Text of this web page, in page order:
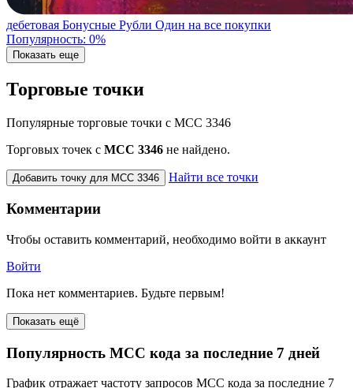
дебетовая Бонусные Рубли Один на все покупки
Популярность: 0%
Показать еще
Торговые точки
Популярные торговые точки с MCC 3346
Торговых точек с МСС 3346 не найдено.
Добавить точку для MCC 3346 Найти все точки
Комментарии
Чтобы оставить комментарий, необходимо войти в аккаунт
Войти
Пока нет комментариев. Будьте первым!
Показать ещё
Популярность MCC кода за последние 7 дней
График отражает частоту запросов MCC кода за последние 7